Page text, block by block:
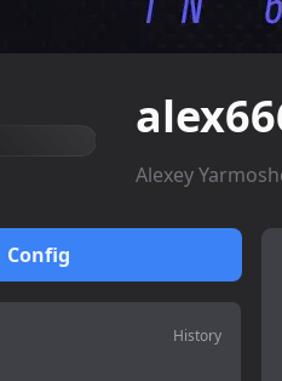
Alexey
Config
History